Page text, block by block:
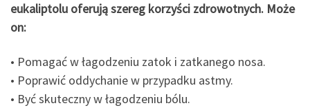
eukaliptolu oferują szereg korzyści zdrowotnych. Może
on:
• Pomagać w łagodzeniu zatok i zatkanego nosa.
• Poprawić oddychanie w przypadku astmy.
• Być skuteczny w łagodzeniu bólu.